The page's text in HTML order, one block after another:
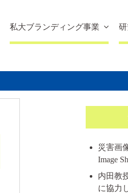
私大ブランディング事業
災害画
Image
内田教
に協力